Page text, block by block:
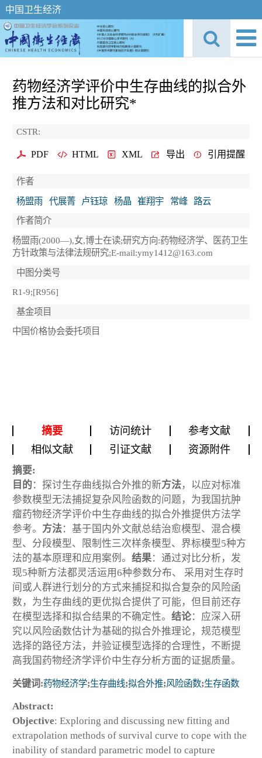
中国卫生经济
药物经济学评价中生存曲线的拟合外
推方法和对比研究*
CSTR:
PDF HTML XML 导出 引用提醒
作者
杨盟雨
代展菁 卢钰琼 杨晶 崔翔宇 常峰
路云
作者简介
杨盟雨(2000—),女,博士在读;研究方向:药物经济学、医药卫生
方针政策与法律法规研究;E-mail:ymy1412@163.com
中图分类号
R1-9;[R956]
基金项目
中国价格协会委托项目
摘要 访问统计
参考文献
相似文献
引证文献 资源附件
摘要:
目的：探讨生存曲线拟合外推的新方法，以应对标准
参数模型无法捕捉复杂风险函数的问题，为我国抗肿
瘤药物经济学评价中生存曲线的拟合外推提供方法学
参考。 方法：基于国内外文献总结治愈模型、混合模
型、分段模型、限制性三次样条模型、界标模型5种方
法的基本原理和应用案例。 结果：通过对比分析，发
现5种新方法都灵活运用6种参数分布、 采用对生存时
间或人群进行划分的方式来捕捉和拟合复杂的风险函
数，为生存曲线的更优拟合提供了可能，但目前还存
在模型选择和拟合结果的不确定性。 结论：应深入研
究以风险函数估计为基础的拟合外推理论，规范模型
选择的路径方法，并验证模型选择的合理性，不断提
高我国药物经济学评价中生存分析方面的证据质量。
关键词:药物经济学;生存曲线;拟合外推;风险函数;生存函数
Abstract:
Objective: Exploring and discussing new fitting and
extrapolation methods of survival curve to cope with the
inability of standard parametric model to capture